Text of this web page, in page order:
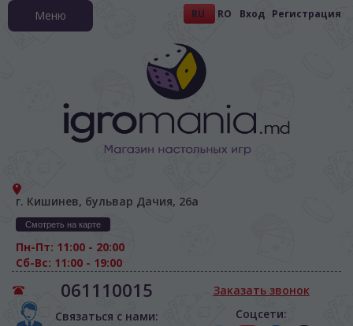
RU RO Вход Регистрация
г. Кишинев, бульвар Дачия, 26а
Смотреть на карте
Пн-Пт: 11:00 - 20:00
Сб-Вс: 11:00 - 19:00
061110015
Связаться с нами:
Заказать звонок
Соцсети:
Меню